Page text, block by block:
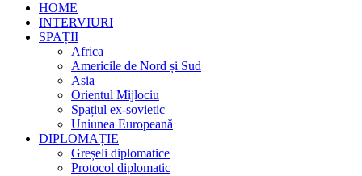
HOME
INTERVIURI
SPAȚII
Africa
Americile de Nord și Sud
Asia
Orientul Mijlociu
Spațiul ex-sovietic
Uniunea Europeană
DIPLOMAȚIE
Greșeli diplomatice
Protocol diplomatic